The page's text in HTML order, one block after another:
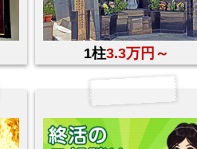
1柱3.3万円～